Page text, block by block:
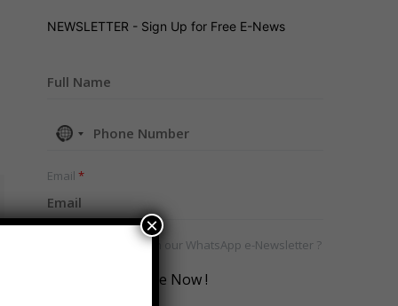
NEWSLETTER - Sign Up for Free E-News
No
selected
Email *
Would you like to join our WhatsApp e-Newsletter ?
Yes, Subscribe Now !
×